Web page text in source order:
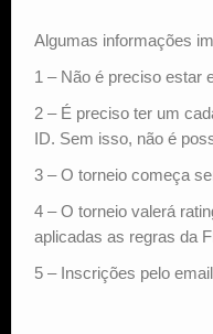
Algumas informações
1 – Não é preciso estar
2 – É preciso ter um
ID. Sem isso, não é
3 – O torneio começa
4 – O torneio valerá
aplicadas as regras da
5 – Inscrições pelo